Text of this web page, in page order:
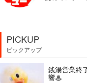
PICKUP
ピックアップ
銭湯営業終
響♨